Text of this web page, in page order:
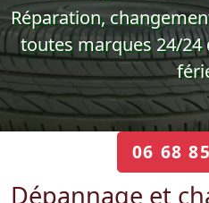
Réparation,
toutes marques 24/
06 68
Dépannage et